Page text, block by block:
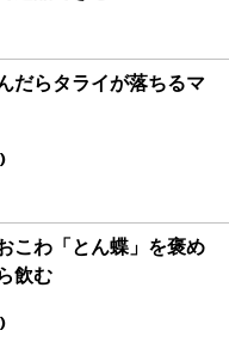
だらタライが落ちるマ
こわ「とん蝶」を褒め
飲む